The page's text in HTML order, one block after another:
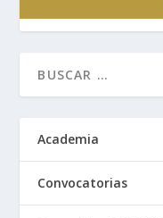
Academia
Convocatorias